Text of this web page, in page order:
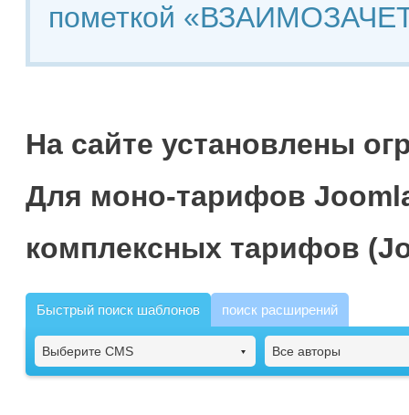
пометкой
На сайте установлены
Для моно-тарифов
комплексных тарифов
Быстрый поиск шаблонов поиск расширений
Выберите CMS Все авторы